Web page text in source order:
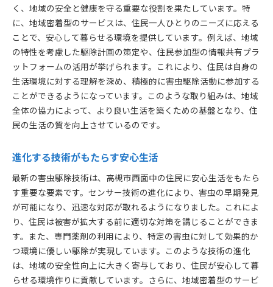
く、地域の安全と健康を守る重要な役割を果たしています。特
に、地域密着型のサービスは、住民一人ひとりのニーズに応える
ことで、安心して暮らせる環境を提供しています。例えば、地域
の特性を考慮した駆除計画の策定や、住民参加型の情報共有プラ
ットフォームの活用が挙げられます。これにより、住民は自身の
生活環境に対する理解を深め、積極的に害虫駆除活動に参加する
ことができるようになっています。このような取り組みは、地域
全体の協力によって、より良い生活を築くための基盤となり、住
民の生活の質を向上させているのです。
進化する技術がもたらす安心生活
最新の害虫駆除技術は、高槻市西面中の住民に安心生活をもたら
す重要な要素です。センサー技術の進化により、害虫の早期発見
が可能になり、迅速な対応が取れるようになりました。これによ
り、住民は被害が拡大する前に適切な対策を講じることができま
す。また、専門薬剤の利用により、特定の害虫に対して効果的か
つ環境に優しい駆除が実現しています。このような技術の進化
は、地域の安全性向上に大きく寄与しており、住民が安心して暮
らせる環境作りに貢献しています。さらに、地域密着型のサービ